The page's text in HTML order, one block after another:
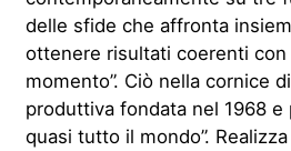
delle sfide che affronta
ottenere risultati coerenti
momento”. Ciò nella cornice
produttiva fondata nel 1968
quasi tutto il mondo”.